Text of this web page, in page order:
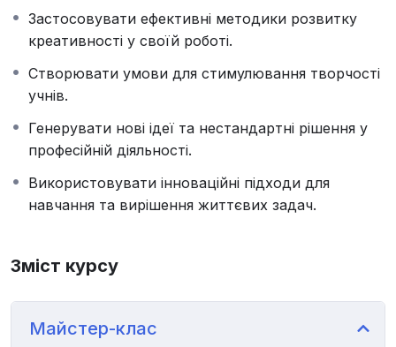
Застосовувати ефективні методики розвитку
креативності у своїй роботі.
Створювати умови для стимулювання творчості
учнів.
Генерувати нові ідеї та нестандартні рішення у
професійній діяльності.
Використовувати інноваційні підходи для
навчання та вирішення життєвих задач.
Зміст курсу
Майстер-клас